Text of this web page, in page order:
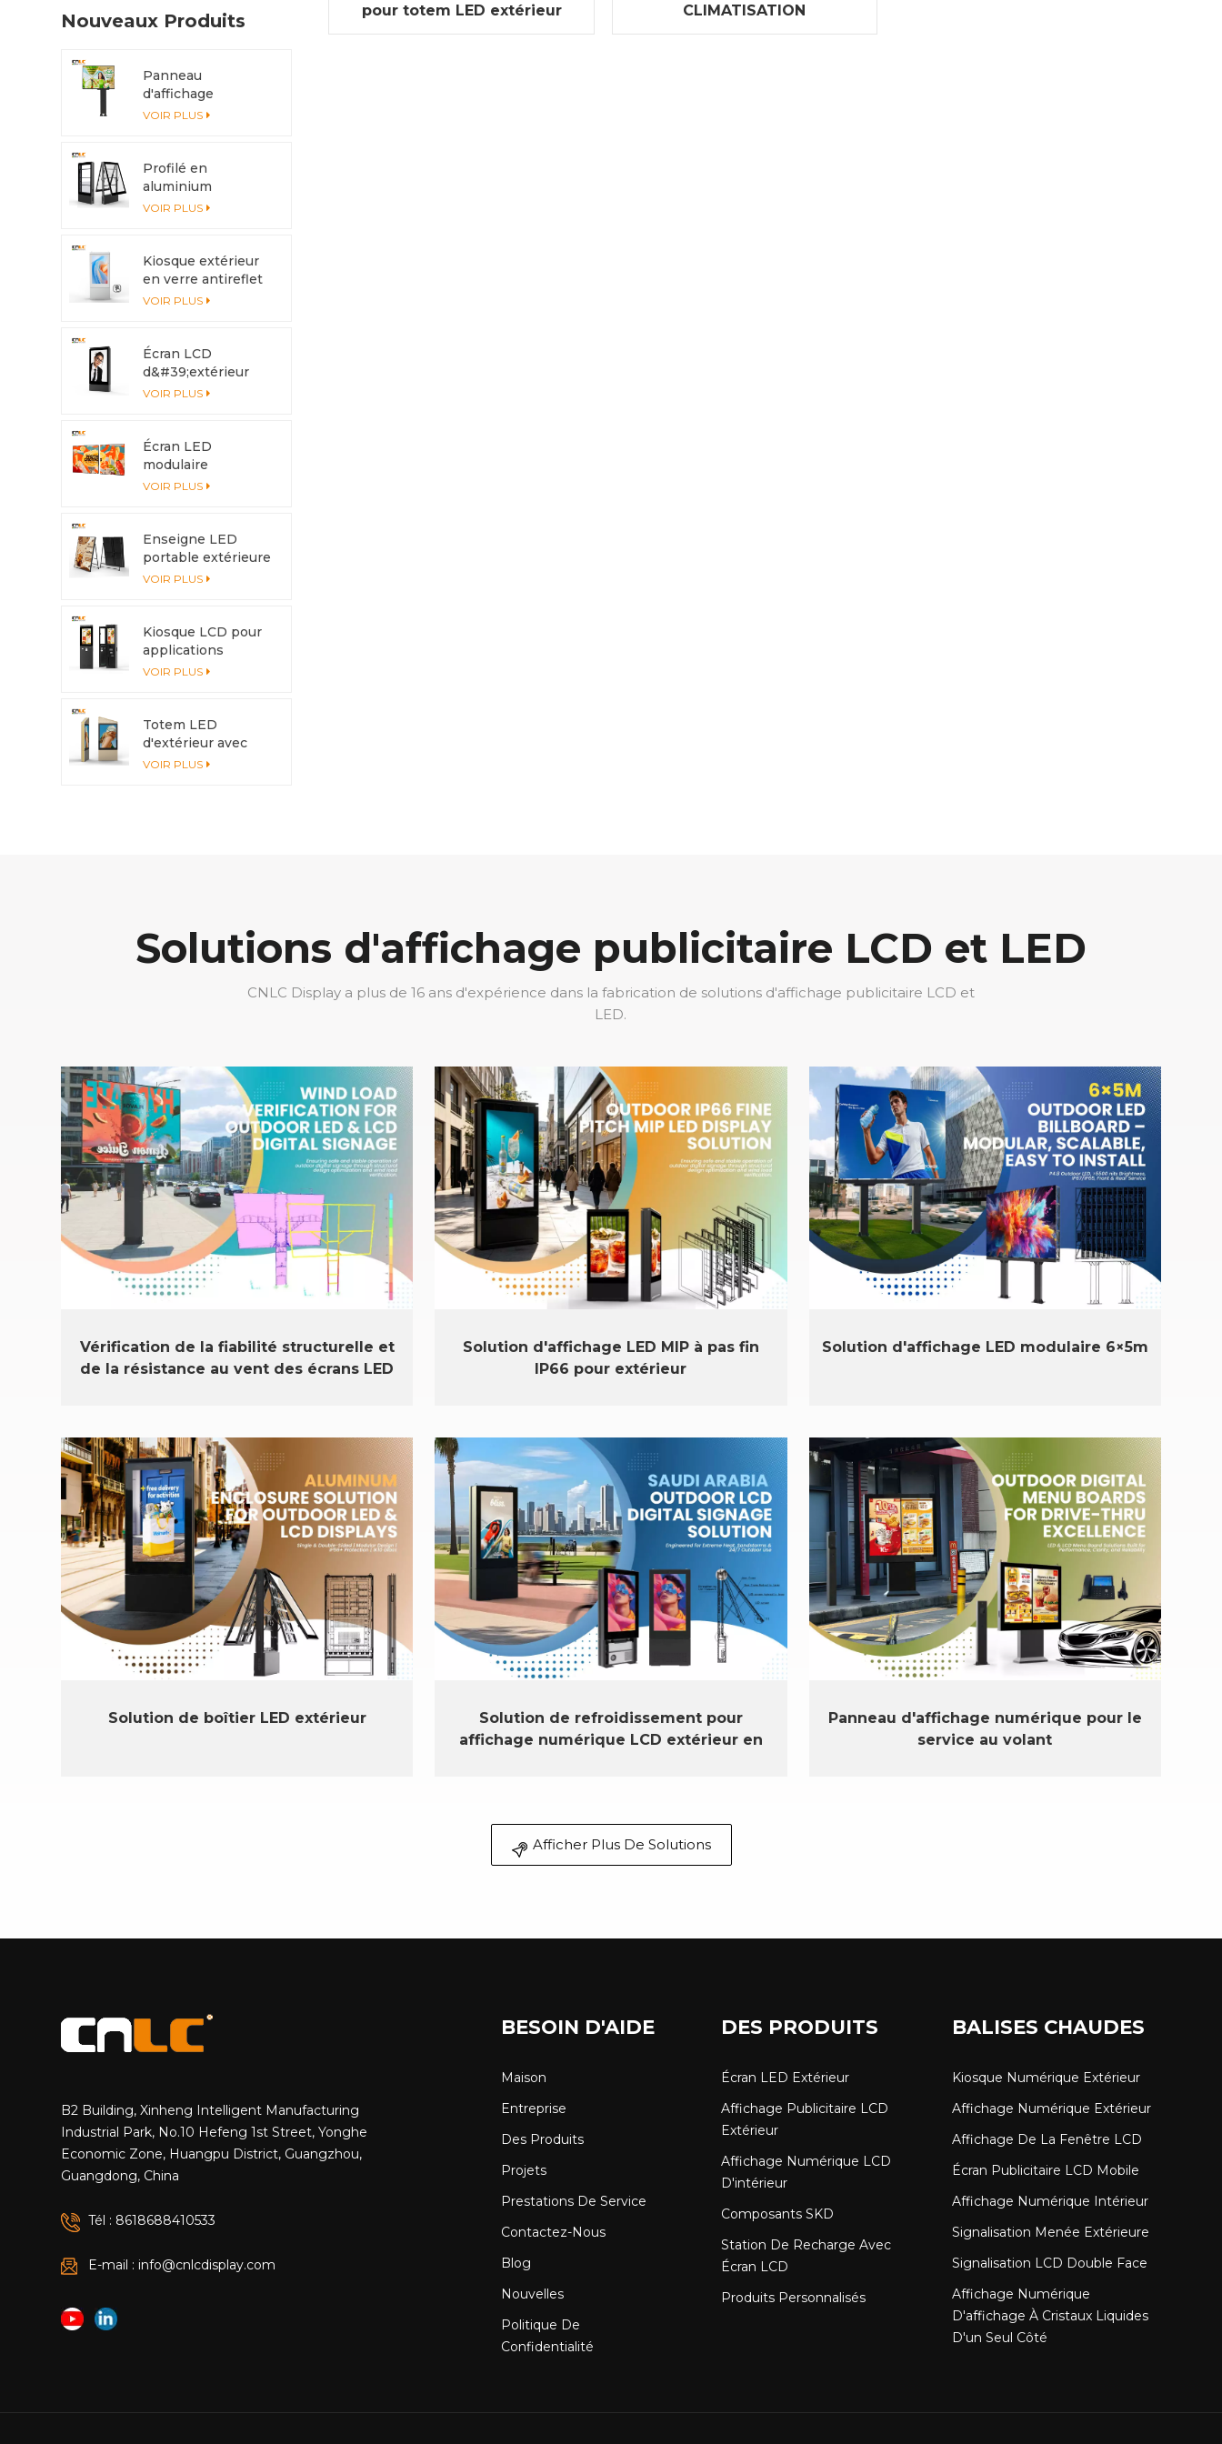
pour totem LED extérieur CLIMATISATION
Nouveaux Produits
Panneau
d'affichage
extérieur LED
VOIR PLUS
Profilé en
aluminium
d'armoire Totem
refroidissement
VOIR PLUS
Kiosque extérieur
en verre antireflet
avec écran multi-
VOIR PLUS
Écran LCD
d&#39;extérieur
haute luminosité
aluminium et
dissipation
thermique
VOIR PLUS
Écran LED
modulaire
d'extérieur en
pour s'adapter à
toutes les tailles
d'installation
VOIR PLUS
Enseigne LED
portable extérieure
avec batterie |
pour commerces et
événements
VOIR PLUS
Kiosque LCD pour
applications
interactives,
aluminium
VOIR PLUS
Totem LED
d'extérieur avec
affichage
VOIR PLUS
Solutions d'affichage publicitaire LCD et LED
CNLC Display a plus de 16 ans d'expérience dans la fabrication de solutions d'affichage publicitaire LCD et
LED.
Vérification de la fiabilité structurelle et
de la résistance au vent des écrans LED
Solution d'affichage LED MIP à pas fin
IP66 pour extérieur
Solution d'affichage LED modulaire 6×5m
Solution de boîtier LED extérieur
Solution de refroidissement pour
affichage numérique LCD extérieur en
Panneau d'affichage numérique pour le
service au volant
Afficher Plus De Solutions
B2 Building, Xinheng Intelligent Manufacturing
Industrial Park, No.10 Hefeng 1st Street, Yonghe
Economic Zone, Huangpu District, Guangzhou,
Guangdong, China
Tél : 8618688410533
E-mail : info@cnlcdisplay.com
BESOIN D'AIDE
Maison
Entreprise
Des Produits
Projets
Prestations De Service
Contactez-Nous
Blog
Nouvelles
Politique De
Confidentialité
DES PRODUITS
Écran LED Extérieur
Affichage Publicitaire LCD
Extérieur
Affichage Numérique LCD
D'intérieur
Composants SKD
Station De Recharge Avec
Écran LCD
Produits Personnalisés
BALISES CHAUDES
Kiosque Numérique Extérieur
Affichage Numérique Extérieur
Affichage De La Fenêtre LCD
Écran Publicitaire LCD Mobile
Affichage Numérique Intérieur
Signalisation Menée Extérieure
Signalisation LCD Double Face
Affichage Numérique
D'affichage À Cristaux Liquides
D'un Seul Côté